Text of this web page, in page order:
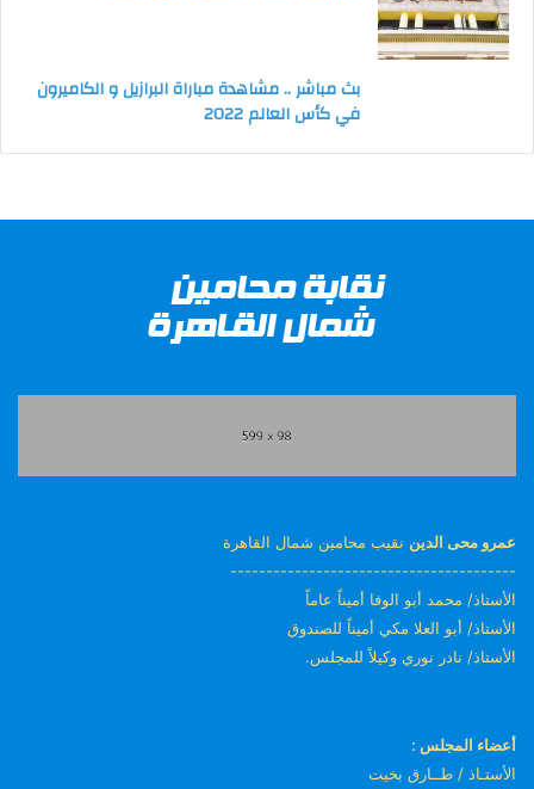
بث مباشر .. مشاهدة مباراة البرازيل و الكاميرون
في كأس العالم 2022
عمرو محى الدين نقيب محامين شمال القاهرة
----------------------------------------
الأستاذ/ محمد أبو الوفا أميناً عاماً
الأستاذ/ أبو العلا مكي أميناً للصندوق
الأستاذ/ نادر نوري وكيلاً للمجلس.
أعضاء المجلس :
الأستـاذ / طــارق بخيت